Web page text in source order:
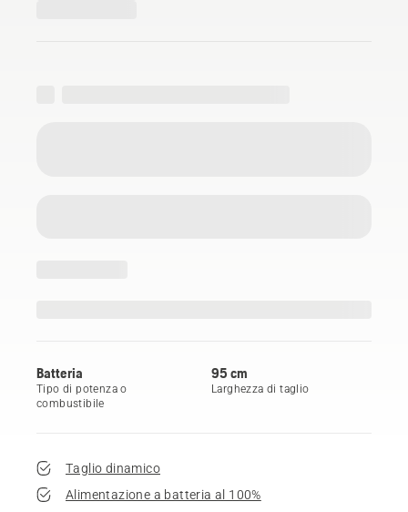
Batteria
Tipo di potenza o
combustibile
95 cm
Larghezza di taglio
Taglio dinamico
Alimentazione a batteria al 100%